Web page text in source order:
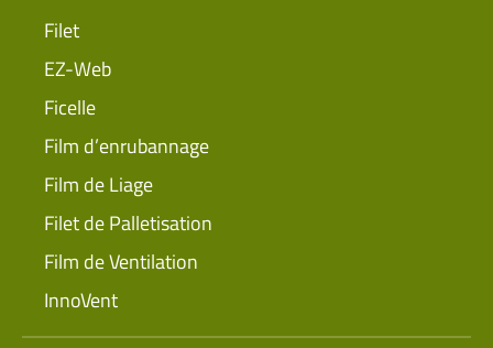
Filet
EZ-Web
Ficelle
Film d’enrubannage
Film de Liage
Filet de Palletisation
Film de Ventilation
InnoVent